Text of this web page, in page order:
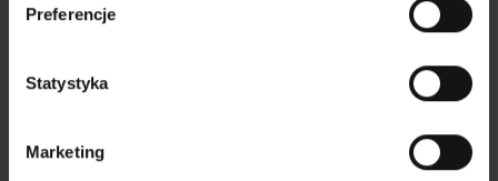
Preferencje
Statystyka
Marketing